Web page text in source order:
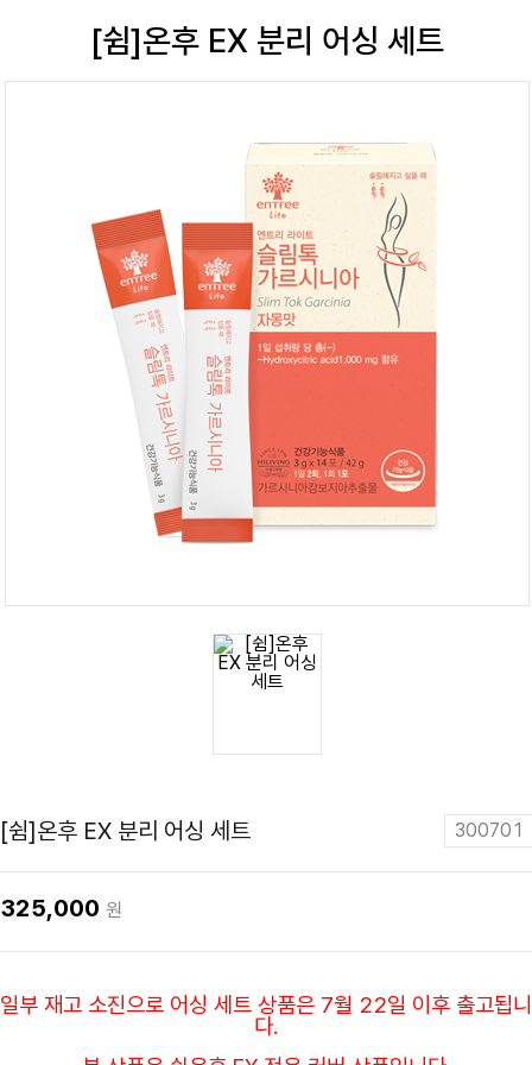
[쉼]온후 EX 분리 어싱 세트
[쉼]온후 EX 분리 어싱 세트 300701
325,000 원
일부 재고 소진으로 어싱 세트 상품은 7월 22일 이후 출고됩니
다.